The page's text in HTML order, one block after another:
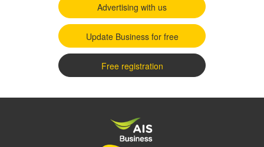
Advertising with us
Update Business for free
Free registration